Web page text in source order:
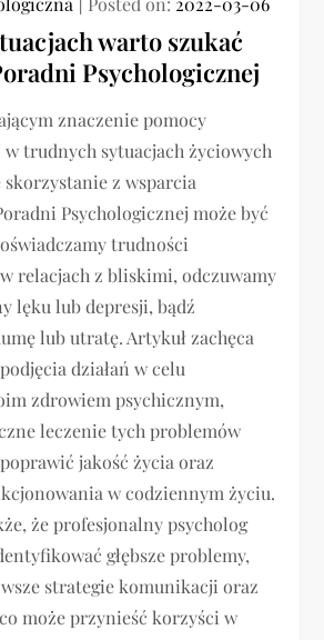
warto szukać
Psychologicznej
znaczenie pomocy
trudnych sytuacjach życiowych
z wsparcia
Psychologicznej może być
trudności
relacjach z bliskimi, odczuwamy
lęku lub depresji, bądź
lub utratę. Artykuł zachęca
działań w celu
zdrowiem psychicznym,
leczenie tych problemów
jakość życia oraz
w codziennym życiu.
że profesjonalny psycholog
głębsze problemy,
strategie komunikacji oraz
może przynieść korzyści w